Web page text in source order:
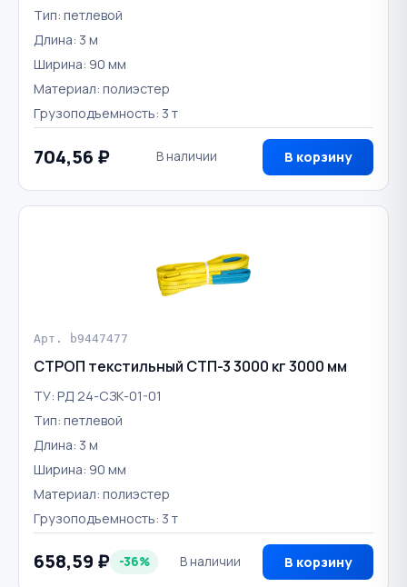
Тип: петлевой
Длина: 3 м
Ширина: 90 мм
Материал: полиэстер
Грузоподъемность: 3 т
704,56 ₽ В наличии В корзину
Арт. b9447477
СТРОП текстильный СТП-3 3000 кг 3000 мм
ТУ: РД 24-СЗК-01-01
Тип: петлевой
Длина: 3 м
Ширина: 90 мм
Материал: полиэстер
Грузоподъемность: 3 т
658,59 ₽ -36% В наличии В корзину